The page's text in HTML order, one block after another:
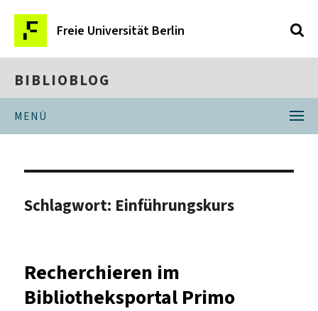
Freie Universität Berlin
BIBLIOBLOG
MENÜ
Schlagwort: Einführungskurs
Recherchieren im
Bibliotheksportal Primo